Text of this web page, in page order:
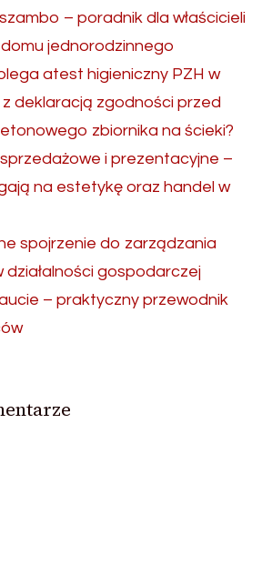
– poradnik dla właścicieli
jednorodzinnego
atest higieniczny PZH w
z deklaracją zgodności przed
zbiornika na ścieki?
i prezentacyjne –
na estetykę oraz handel w
spojrzenie do zarządzania
działalności gospodarczej
– praktyczny przewodnik